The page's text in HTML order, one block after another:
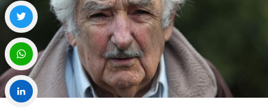
Facebook
Twitter
WhatsApp